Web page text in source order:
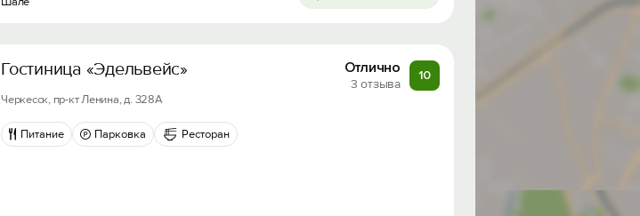
Гостиница «Эдельвейс» Отлично
3 отзыва
10
Черкесск, пр-кт Ленина, д. 328А
Питание Парковка Ресторан